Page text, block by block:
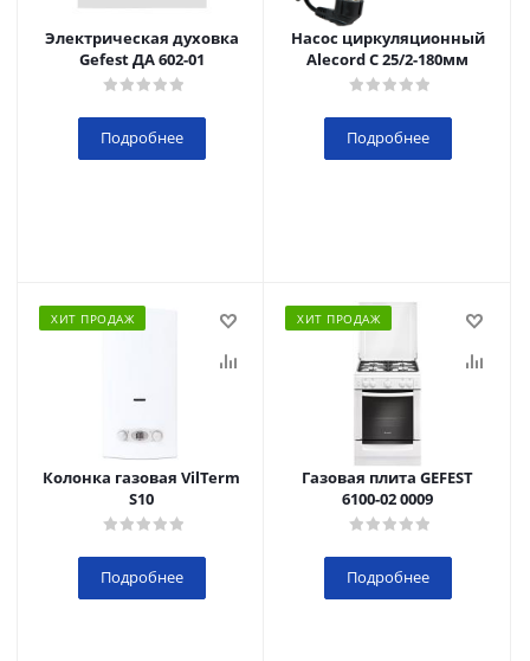
Электрическая духовка
Gefest ДА 602-01
Подробнее
Насос циркуляционный
Alecord C 25/2-180мм
Подробнее
ХИТ ПРОДАЖ
Колонка газовая VilTerm
S10
Подробнее
ХИТ ПРОДАЖ
Газовая плита GEFEST
6100-02 0009
Подробнее